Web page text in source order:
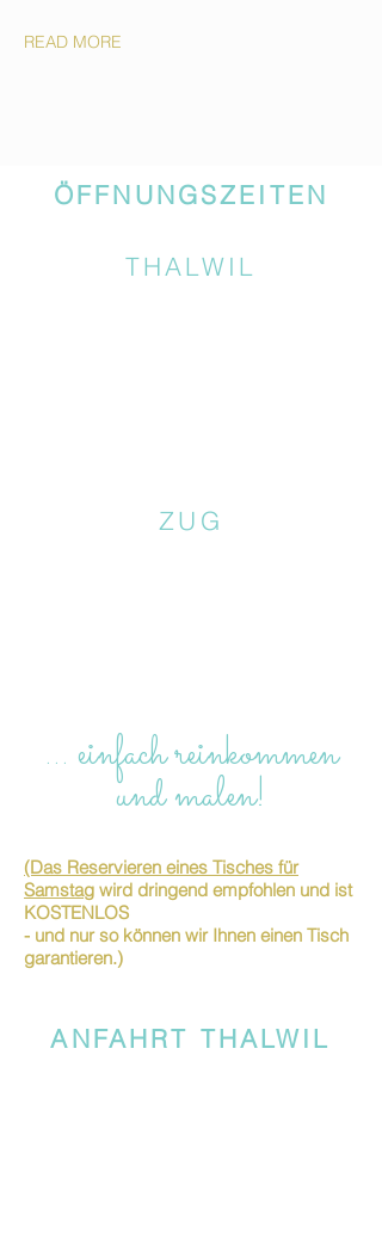
READ MORE
ÖFFNUNGSZEITEN
THALWIL
ZUG
… einfach reinkommen
und malen!
(Das Reservieren eines Tisches für
Samstag wird dringend empfohlen und ist
KOSTENLOS
- und nur so können wir Ihnen einen Tisch
garantieren.)
ANFAHRT THALWIL